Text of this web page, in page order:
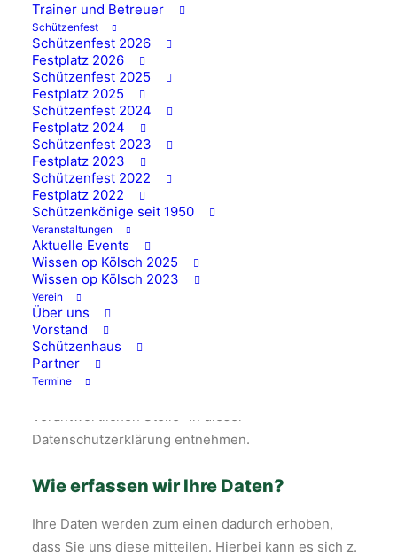
Trainer und Betreuer
Schützenfest
Schützenfest 2026
Festplatz 2026
Schützenfest 2025
Festplatz 2025
Schützenfest 2024
Festplatz 2024
Schützenfest 2023
Festplatz 2023
Schützenfest 2022
Festplatz 2022
Schützenkönige seit 1950
Veranstaltungen
Aktuelle Events
Wissen op Kölsch 2025
Wissen op Kölsch 2023
Verein
Über uns
Vorstand
Schützenhaus
Partner
Termine
Überblick darüber, was mit Ihren
personenbezogenen Daten passiert, wenn Sie diese
Website besuchen. Personenbezogene Daten sind
alle Daten, mit denen Sie persönlich identifiziert
werden können. Ausführliche Informationen zum
Thema Datenschutz entnehmen Sie unserer unter
diesem Text aufgeführten Datenschutzerklärung.
Datenerfassung auf
dieser Website
Wer ist verantwortlich für die
Datenerfassung auf dieser Website?
Die Datenverarbeitung auf dieser Website erfolgt
durch den Websitebetreiber. Dessen Kontaktdaten
Verantwortlichen Stelle“ in dieser
Datenschutzerklärung entnehmen.
Wie erfassen wir Ihre Daten?
Ihre Daten werden zum einen dadurch erhoben,
dass Sie uns diese mitteilen. Hierbei kann es sich z.